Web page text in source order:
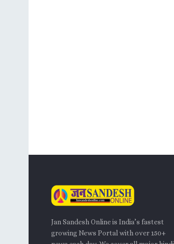
Jan Sandesh Online is India’s fastest
growing News Portal with over 150+